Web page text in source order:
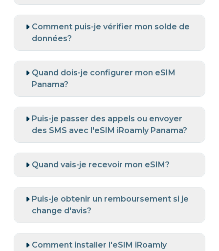
Comment puis-je vérifier mon solde de
données?
Quand dois-je configurer mon eSIM
Panama?
Puis-je passer des appels ou envoyer
des SMS avec l'eSIM iRoamly Panama?
Quand vais-je recevoir mon eSIM?
Puis-je obtenir un remboursement si je
change d'avis?
Comment installer l'eSIM iRoamly